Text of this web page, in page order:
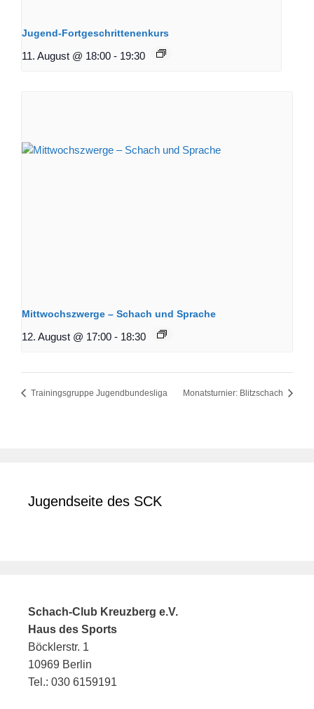
Jugend-Fortgeschrittenenkurs
11. August @ 18:00 - 19:30
Mittwochszwerge – Schach und Sprache
12. August @ 17:00 - 18:30
Trainingsgruppe Jugendbundesliga Monatsturnier: Blitzschach
Jugendseite des SCK
Schach-Club Kreuzberg e.V.
Haus des Sports
Böcklerstr. 1
10969 Berlin
Tel.: 030 6159191